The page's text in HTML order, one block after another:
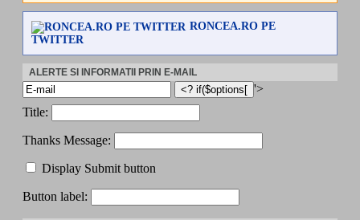
RONCEA.RO PE
TWITTER
ALERTE SI INFORMATII PRIN E-MAIL
'>
Title:
Thanks Message:
Display Submit button
Button label: